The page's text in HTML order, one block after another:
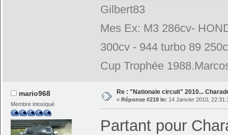
Gilbert83
Mes Ex: M3 286cv-
300cv - 944 turbo 89
Cup Trophée
mario968
Membre intoxiqué
Re : "Nationale circuit" 2010...
« Réponse #218 le: 14 Janvier 2010,
Partant pour